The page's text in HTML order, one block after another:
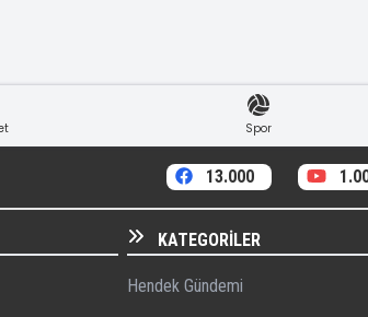
Spor
13.000
KATEGORILER
Hendek Gündemi